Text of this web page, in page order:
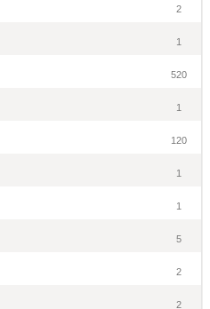
2
1
520
1
120
1
1
5
2
2